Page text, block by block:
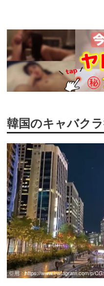
https://midnight-
angel.jp/5771
韓国のキャバク
引用：https://www.instagram.com/p/